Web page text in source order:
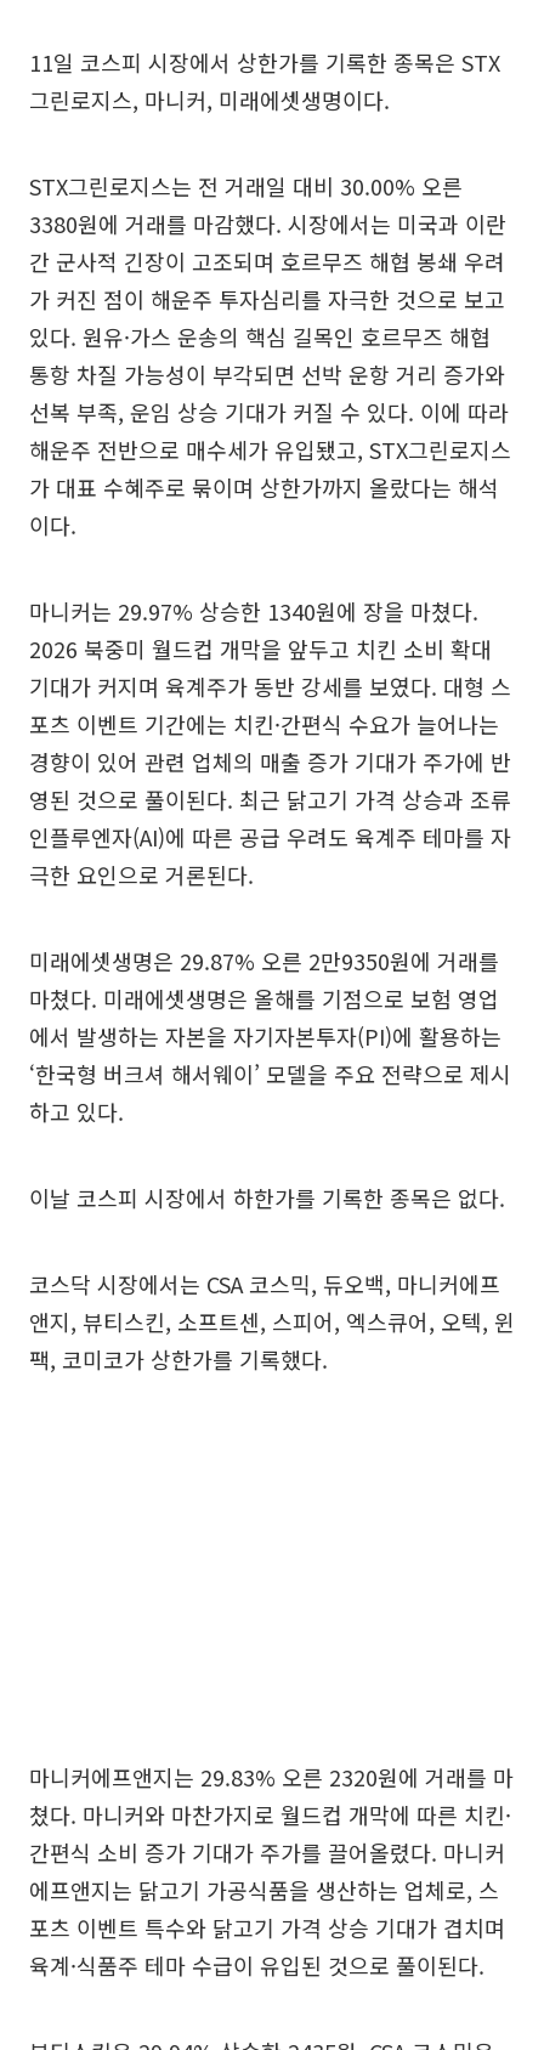
11일 코스피 시장에서 상한가를 기록한 종목은 STX
그린로지스, 마니커, 미래에셋생명이다.
STX그린로지스는 전 거래일 대비 30.00% 오른
3380원에 거래를 마감했다. 시장에서는 미국과 이란
간 군사적 긴장이 고조되며 호르무즈 해협 봉쇄 우려
가 커진 점이 해운주 투자심리를 자극한 것으로 보고
있다. 원유·가스 운송의 핵심 길목인 호르무즈 해협
통항 차질 가능성이 부각되면 선박 운항 거리 증가와
선복 부족, 운임 상승 기대가 커질 수 있다. 이에 따라
해운주 전반으로 매수세가 유입됐고, STX그린로지스
가 대표 수혜주로 묶이며 상한가까지 올랐다는 해석
이다.
마니커는 29.97% 상승한 1340원에 장을 마쳤다.
2026 북중미 월드컵 개막을 앞두고 치킨 소비 확대
기대가 커지며 육계주가 동반 강세를 보였다. 대형 스
포츠 이벤트 기간에는 치킨·간편식 수요가 늘어나는
경향이 있어 관련 업체의 매출 증가 기대가 주가에 반
영된 것으로 풀이된다. 최근 닭고기 가격 상승과 조류
인플루엔자(AI)에 따른 공급 우려도 육계주 테마를 자
극한 요인으로 거론된다.
미래에셋생명은 29.87% 오른 2만9350원에 거래를
마쳤다. 미래에셋생명은 올해를 기점으로 보험 영업
에서 발생하는 자본을 자기자본투자(PI)에 활용하는
‘한국형 버크셔 해서웨이’ 모델을 주요 전략으로 제시
하고 있다.
이날 코스피 시장에서 하한가를 기록한 종목은 없다.
코스닥 시장에서는 CSA 코스믹, 듀오백, 마니커에프
앤지, 뷰티스킨, 소프트센, 스피어, 엑스큐어, 오텍, 윈
팩, 코미코가 상한가를 기록했다.
마니커에프앤지는 29.83% 오른 2320원에 거래를 마
쳤다. 마니커와 마찬가지로 월드컵 개막에 따른 치킨·
간편식 소비 증가 기대가 주가를 끌어올렸다. 마니커
에프앤지는 닭고기 가공식품을 생산하는 업체로, 스
포츠 이벤트 특수와 닭고기 가격 상승 기대가 겹치며
육계·식품주 테마 수급이 유입된 것으로 풀이된다.